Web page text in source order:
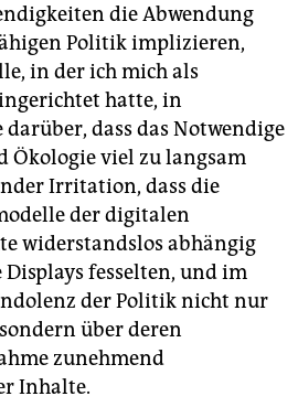
die Abwendung
Politik implizieren,
in der ich mich als
hatte, in
dass das Notwendige
Ökologie viel zu langsam
Irritation, dass die
der digitalen
widerstandslos abhängig
fesselten, und im
der Politik nicht nur
über deren
zunehmend
Inhalte.